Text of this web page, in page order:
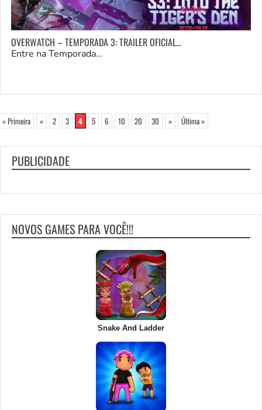
OVERWATCH – TEMPORADA 3: TRAILER OFICIAL…
Entre na Temporada…
« Primeira « 2 3 4 5 6 10 20 30 » Última »
PUBLICIDADE
NOVOS GAMES PARA VOCÊ!!!
Snake And Ladder